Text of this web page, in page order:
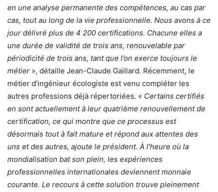
en une analyse permanente des compétences, au cas par
cas, tout au long de la vie professionnelle. Nous avons à ce
jour délivré plus de 4 200 certifications. Chacune elles a
une durée de validité de trois ans, renouvelable par
périodicité de trois ans, tant que l’on exerce toujours le
métier », détaille Jean-Claude Gaillard. Récemment, le
métier d’ingénieur écologiste est venu compléter les
autres professions déjà répertoriées. « Certains certifiés
en sont actuellement à leur quatrième renouvellement de
certification, ce qui montre que ce processus est
désormais tout à fait mature et répond aux attentes des
uns et des autres, ajoute le président. À l’heure où la
mondialisation bat son plein, les expériences
professionnelles internationales deviennent monnaie
courante. Le recours à cette solution trouve pleinement